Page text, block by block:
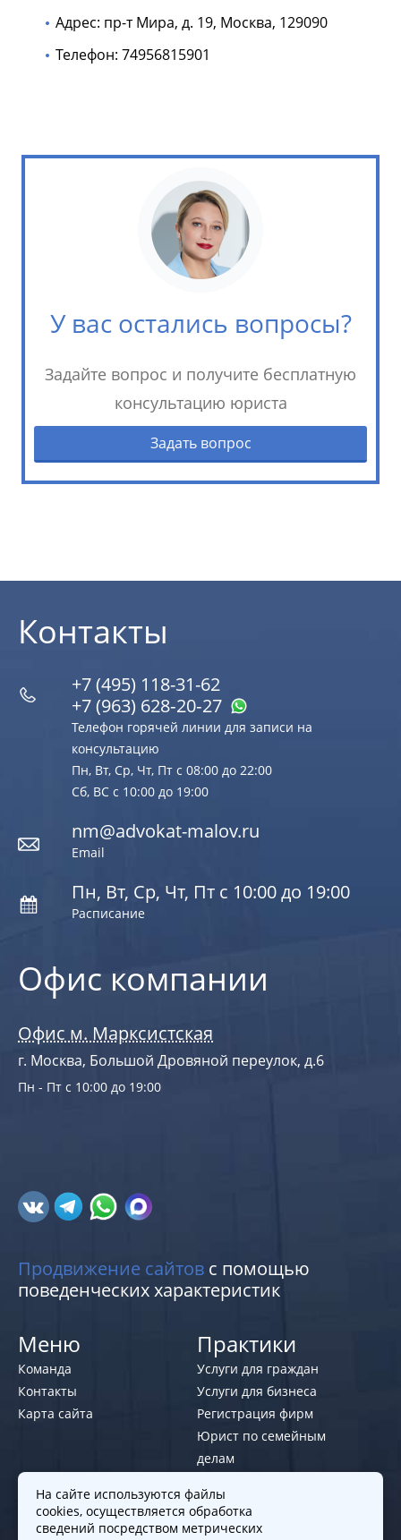
Адрес: пр-т Мира, д. 19, Москва, 129090
Телефон: 74956815901
У вас остались вопросы?
Задайте вопрос и получите бесплатную
консультацию юриста
Задать вопрос
Офис компании
Офис м. Марксистская
г. Москва, Большой Дровяной переулок, д.6
Пн - Пт с 10:00 до 19:00
Контакты
+7 (495) 118-31-62
+7 (963) 628‑20‑27
Телефон горячей линии для записи на
консультацию
Пн, Вт, Ср, Чт, Пт с 08:00 до 22:00
Сб, ВС с 10:00 до 19:00
nm@advokat-malov.ru
Email
Пн, Вт, Ср, Чт, Пт с 10:00 до 19:00
Расписание
Продвижение сайтов с помощью
поведенческих характеристик
Меню
Команда
Контакты
Карта сайта
Практики
Услуги для граждан
Услуги для бизнеса
Регистрация фирм
Юрист по семейным
делам
Политики и правила
Политика обработки персональных
На сайте используются файлы
cookies, осуществляется обработка
сведений посредством метрических